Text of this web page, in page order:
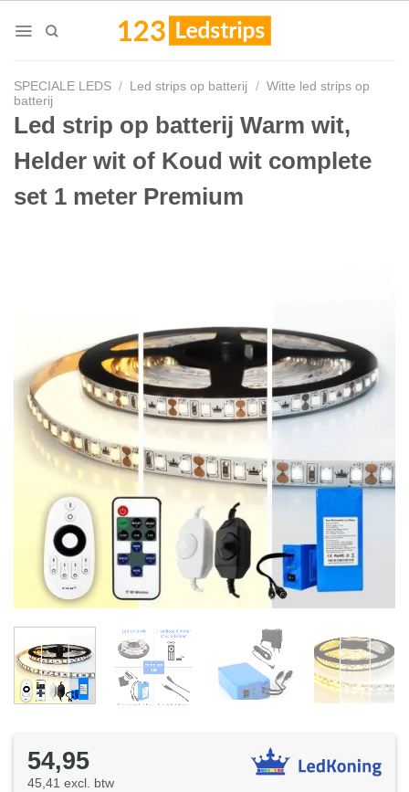
SPECIALE LEDS / Led strips op batterij / Witte led strips op
batterij
Led strip op batterij Warm wit,
Helder wit of Koud wit complete
set 1 meter Premium
54,95
45,41 excl. btw